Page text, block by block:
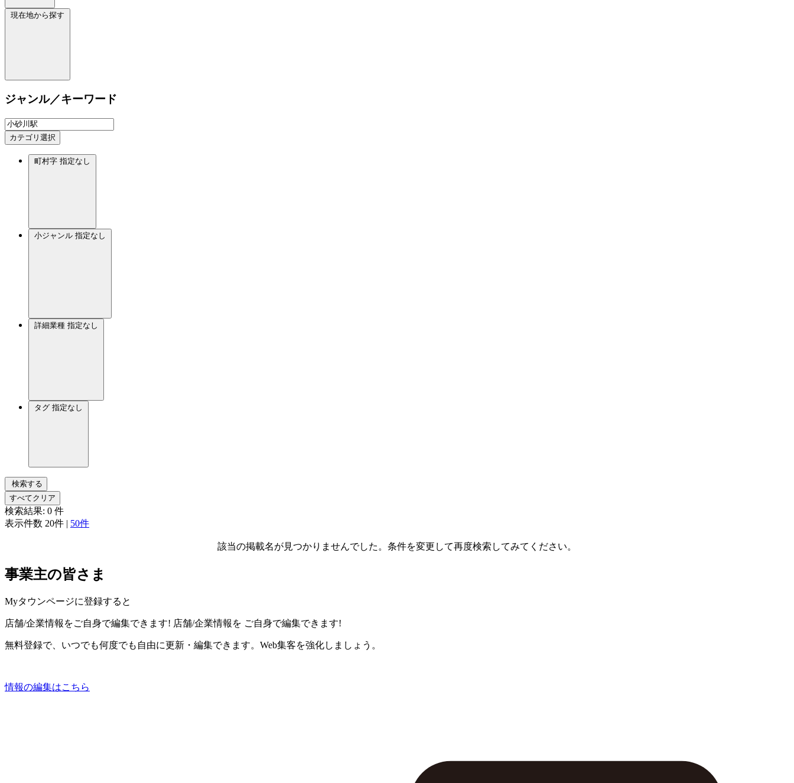
現在地から探す
ジャンル／キーワード
カテゴリ選択
町村字 指定なし
小ジャンル 指定なし
詳細業種 指定なし
タグ 指定なし
検索する
すべてクリア
検索結果: 0 件
表示件数 20件 | 50件
該当の掲載名が見つかりませんでした。条件を変更して再度検索してみてください。
事業主の皆さま
Myタウンページに登録すると
店舗/企業情報をご自身で編集できます! 店舗/企業情報を ご自身で編集できます!
無料登録で、いつでも何度でも自由に更新・編集できます。Web集客を強化しましょう。
情報の編集はこちら